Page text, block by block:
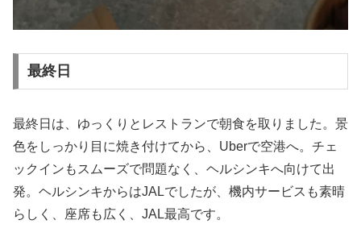
最終日
最終日は、ゆっくりとレストランで朝食を取りました。景
色をしっかり目に焼き付けてから、Uberで空港へ。チェ
ックインもスムーズで問題なく、ヘルシンキへ向けて出
発。ヘルシンキからはJALでしたが、機内サービスも素晴
らしく、座席も広く、JAL最高です。